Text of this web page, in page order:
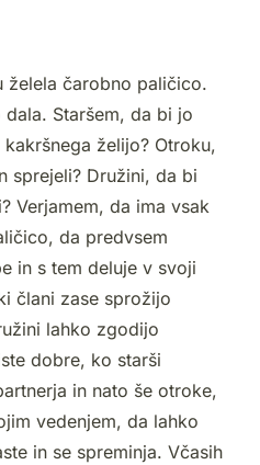
želela čarobno paličico.
Staršem, da bi jo
želijo? Otroku,
sprejeli? Družini, da bi
Verjamem, da ima vsak
da predvsem
in s tem deluje v svoji
člani zase sprožijo
lahko zgodijo
dobre, ko starši
in nato še otroke,
vedenjem, da lahko
in se spreminja. Včasih